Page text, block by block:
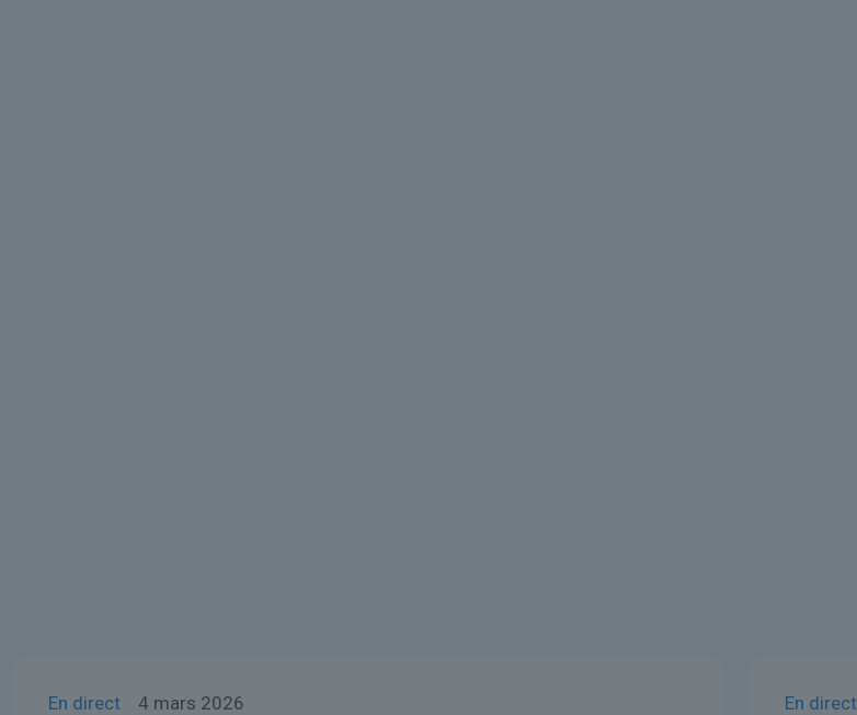
En direct 4 mars 2026 En direct